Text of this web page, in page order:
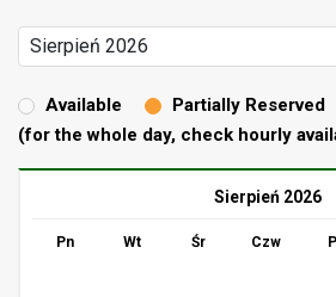
Available Partially Reserved
(for the whole day, check hourly
Sierpień 2026
Pn Wt Śr Czw